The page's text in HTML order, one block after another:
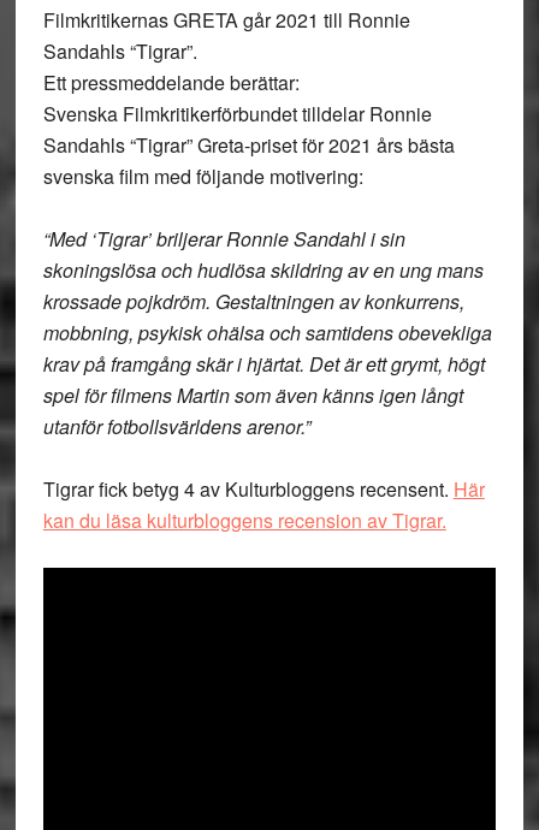
Filmkritikernas GRETA går 2021 till Ronnie
Sandahls “Tigrar”.
Ett pressmeddelande berättar:
Svenska Filmkritikerförbundet tilldelar Ronnie
Sandahls “Tigrar” Greta-priset för 2021 års bästa
svenska film med följande motivering:
“Med ‘Tigrar’ briljerar Ronnie Sandahl i sin
skoningslösa och hudlösa skildring av en ung mans
krossade pojkdröm. Gestaltningen av konkurrens,
mobbning, psykisk ohälsa och samtidens obevekliga
krav på framgång skär i hjärtat. Det är ett grymt, högt
spel för filmens Martin som även känns igen långt
utanför fotbollsvärldens arenor.”
Tigrar fick betyg 4 av Kulturbloggens recensent. Här
kan du läsa kulturbloggens recension av Tigrar.